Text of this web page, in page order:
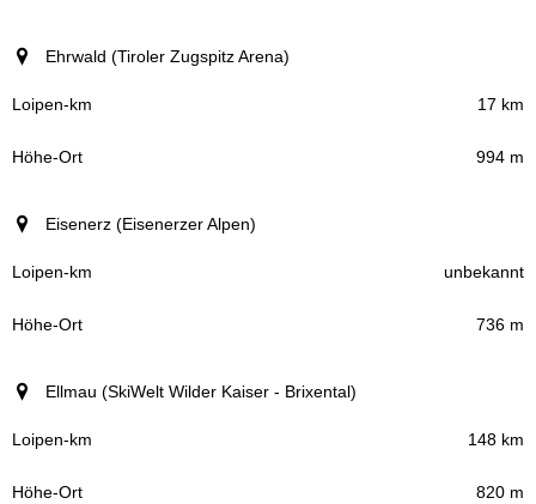
Ehrwald (Tiroler Zugspitz Arena)
17 km
994 m
Eisenerz (Eisenerzer Alpen)
unbekannt
736 m
Ellmau (SkiWelt Wilder Kaiser - Brixental)
148 km
820 m